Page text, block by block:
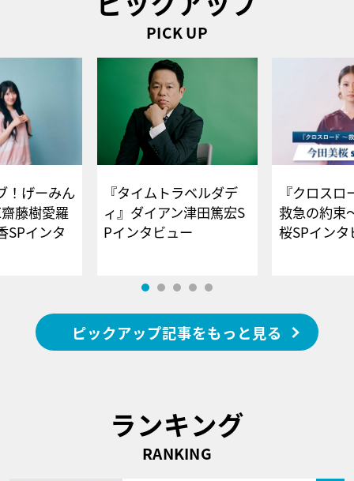
PICK UP
！げーみん
藤樹愛羅
SPインタ
『タイムトラベルダデ
ィ』ダイアン津田篤宏S
Pインタビュー
『クロス
救急の約束
桜SPイ
ピックアップ記事をもっと見る
ランキング
RANKING